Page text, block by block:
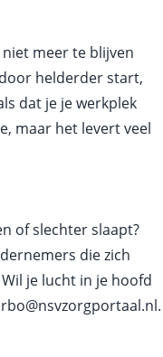
meer te blijven
helderder start,
dat je je werkplek
maar het levert veel
of slechter slaapt?
die zich
je lucht in je hoofd
.